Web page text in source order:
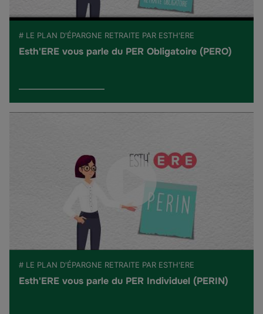
# LE PLAN D'ÉPARGNE RETRAITE PAR ESTH'ERE
Esth'ERE vous parle du PER Obligatoire (PERO)
# LE PLAN D'ÉPARGNE RETRAITE PAR ESTH'ERE
Esth'ERE vous parle du PER Individuel (PERIN)